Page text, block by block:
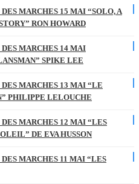
MARCHES 15 MAI “SOLO, A
RON HOWARD
MARCHES 14 MAI
SPIKE LEE
MARCHES 13 MAI “LE
PHILIPPE LELOUCHE
MARCHES 12 MAI “LES
DE EVA HUSSON
MARCHES 11 MAI “LES